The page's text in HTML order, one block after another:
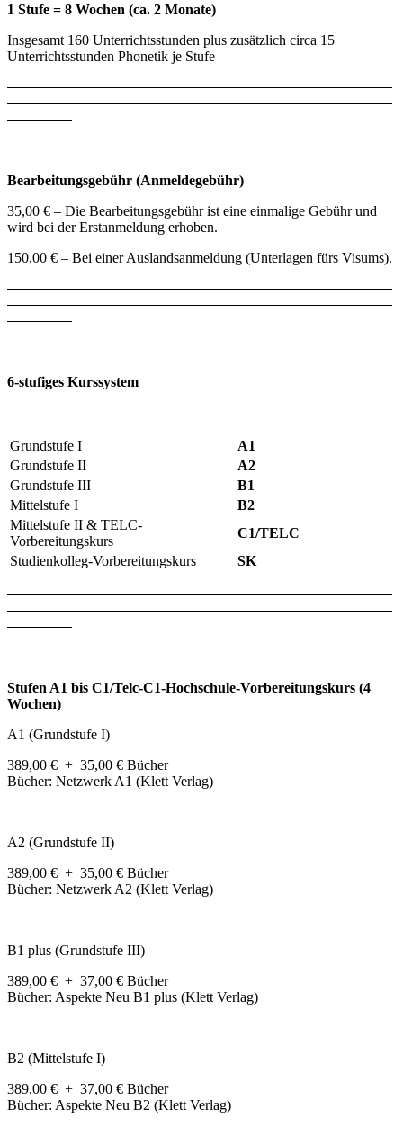
1 Stufe = 8 Wochen (ca. 2 Monate)
Insgesamt 160 Unterrichtsstunden plus zusätzlich circa 15
Unterrichtsstunden Phonetik je Stufe
Bearbeitungsgebühr (Anmeldegebühr)
35,00 € – Die Bearbeitungsgebühr ist eine einmalige Gebühr und
wird bei der Erstanmeldung erhoben.
150,00 € – Bei einer Auslandsanmeldung (Unterlagen fürs Visums).
6-stufiges Kurssystem
Grundstufe I
A1
Grundstufe II
A2
Grundstufe III
B1
Mittelstufe I
B2
Mittelstufe II & TELC-
Vorbereitungskurs
C1/TELC
Studienkolleg-Vorbereitungskurs
SK
Stufen A1 bis C1/Telc-C1-Hochschule-Vorbereitungskurs (4
Wochen)
A1 (Grundstufe I)
389,00 € + 35,00 € Bücher
Bücher: Netzwerk A1 (Klett Verlag)
A2 (Grundstufe II)
389,00 € + 35,00 € Bücher
Bücher: Netzwerk A2 (Klett Verlag)
B1 plus (Grundstufe III)
389,00 € + 37,00 € Bücher
Bücher: Aspekte Neu B1 plus (Klett Verlag)
B2 (Mittelstufe I)
389,00 € + 37,00 € Bücher
Bücher: Aspekte Neu B2 (Klett Verlag)